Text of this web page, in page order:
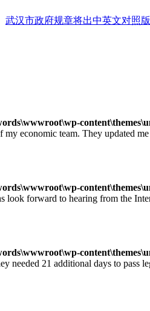
武汉市政府规章将出中英文对照
team. They updated me
forward to hearing from the
21 additional days to pass